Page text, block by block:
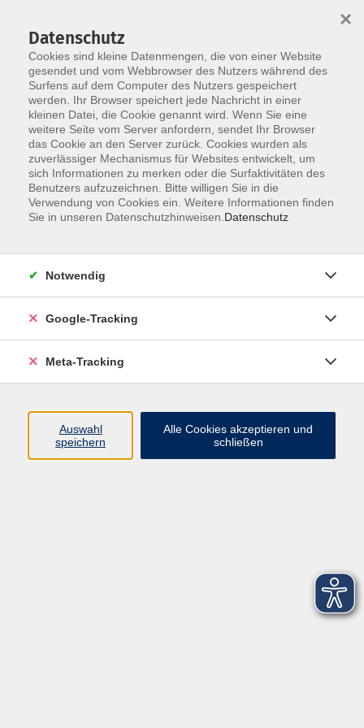
Skip to main content
Der Kurs konnte nicht gefunden werden.
Über uns
Datenschutz
Cookies sind kleine Datenmengen, die von einer Website
gesendet und vom Webbrowser des Nutzers während des
Surfens auf dem Computer des Nutzers gespeichert
werden. Ihr Browser speichert jede Nachricht in einer
kleinen Datei, die Cookie genannt wird. Wenn Sie eine
weitere Seite vom Server anfordern, sendet Ihr Browser
das Cookie an den Server zurück. Cookies wurden als
zuverlässiger Mechanismus für Websites entwickelt, um
sich Informationen zu merken oder die Surfaktivitäten des
Benutzers aufzuzeichnen. Bitte willigen Sie in die
Verwendung von Cookies ein. Weitere Informationen finden
Sie in unseren Datenschutzhinweisen. Datenschutz
×
Notwendig
Google-Tracking
Meta-Tracking
Auswahl
speichern
Alle Cookies akzeptieren und
schließen